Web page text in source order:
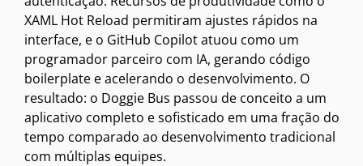
XAML Hot Reload permitiram ajustes rápidos na
interface, e o GitHub Copilot atuou como um
programador parceiro com IA, gerando código
boilerplate e acelerando o desenvolvimento. O
resultado: o Doggie Bus passou de conceito a um
aplicativo completo e sofisticado em uma fração do
tempo comparado ao desenvolvimento tradicional
com múltiplas equipes.